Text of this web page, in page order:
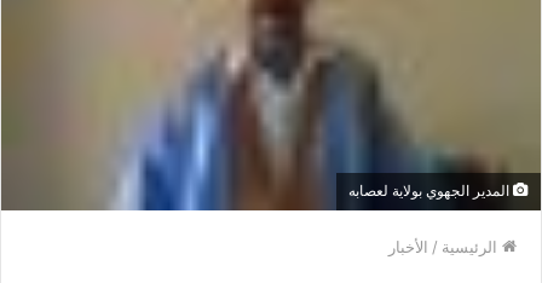
المدير الجهوي بولاية لعصابه
الرئيسية / الأخبار